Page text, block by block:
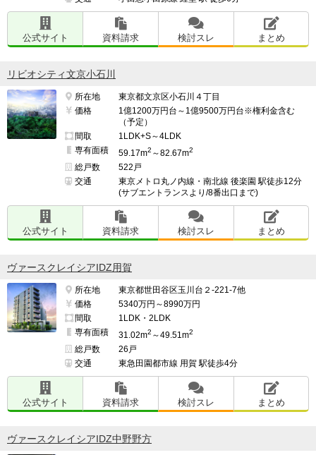
公式サイト 資料請求 検討スレ まとめ
リビオシティ文京小石川
所在地
東京都文京区小石川４丁目
価格
1億1200万円台～1億9500万円台※権利金含む
（予定）
間取
1LDK+S～4LDK
専有面積
59.17m2 ～82.67m2
総戸数
522戸
交通
東京メトロ丸ノ内線・南北線 後楽園 駅徒歩12分
(サブエントランスより/8番出口まで)
公式サイト 資料請求 検討スレ まとめ
ヴァースクレイシアIDZ用賀
所在地
東京都世田谷区玉川台２-221-7他
価格
5340万円～8990万円
間取
1LDK・2LDK
専有面積
31.02m2 ～49.51m2
総戸数
26戸
交通
東急田園都市線 用賀 駅徒歩4分
公式サイト 資料請求 検討スレ まとめ
ヴァースクレイシアIDZ中野野方